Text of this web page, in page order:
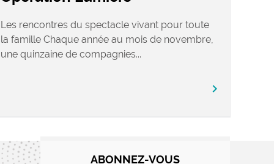
Les rencontres du spectacle vivant pour toute
la famille Chaque année au mois de novembre,
une quinzaine de compagnies...
chevron_right
ABONNEZ-VOUS